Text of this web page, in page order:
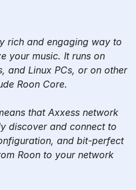
rich and engaging way to
your music. It runs on
and Linux PCs, or on other
Roon Core.
that Axxess network
discover and connect to
and bit-perfect
Roon to your network